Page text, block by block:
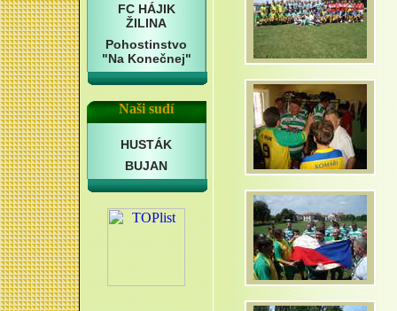
FC HÁJIK
ŽILINA
Pohostinstvo
"Na Konečnej"
Naši sudí
HUSTÁK
BUJAN